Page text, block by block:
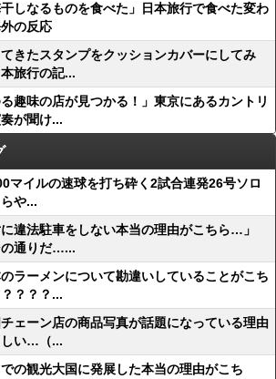
しなるものを食べた」日本旅行で食べた変わ
の反応
きたスタンプをクッションカバーにしてみ
旅行の記...
趣味の店が見つかる！」東京にあるカントリ
が聞け...
マイルの速球を打ち砕く2試合連発26号ソロ
や...
違法駐車をしない本当の理由がこちら…」
通りだ…...
ラーメンについて勘違いしていることがこち
？？？...
ェーン店の商品写真が話題になっている理由
い…（...
の観光大国に発展した本当の理由がこち